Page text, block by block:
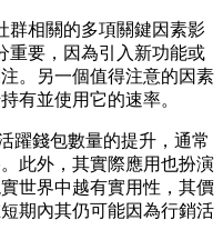
群相關的多項關鍵因素影
重要，因為引入新功能或
。另一個值得注意的因素
有並使用它的速率。
躍錢包數量的提升，通常
此外，其實際應用也扮演
世界中越有實用性，其價
期內其仍可能因為行銷活